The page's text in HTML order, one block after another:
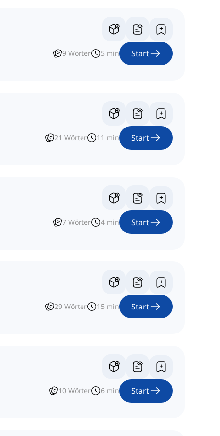
9 Wörter 5 min Start
21 Wörter 11 min Start
7 Wörter 4 min Start
29 Wörter 15 min Start
10 Wörter 6 min Start